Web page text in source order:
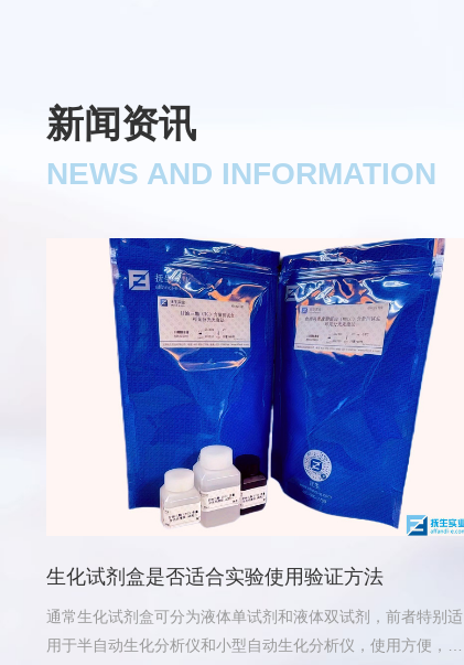
新闻资讯
NEWS AND INFORMATION
生化试剂盒是否适合实验使用验证方法
通常生化试剂盒可分为液体单试剂和液体双试剂，前者特别适
用于半自动生化分析仪和小型自动生化分析仪，使用方便，缺